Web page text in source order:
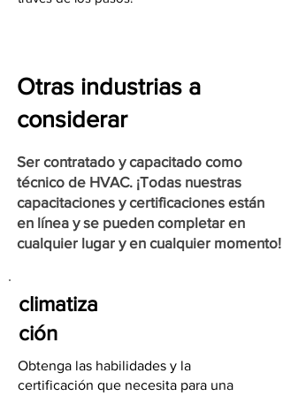
Otras industrias a
considerar
Ser contratado y capacitado como
técnico de HVAC. ¡Todas nuestras
capacitaciones y certificaciones están
en línea y se pueden completar en
cualquier lugar y en cualquier momento!
climatiza
ción
Obtenga las habilidades y la
certificación que necesita para una